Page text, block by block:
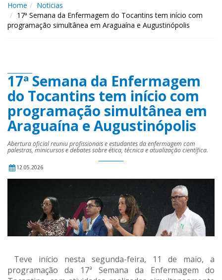
Home
Noticias
17ª Semana da Enfermagem do Tocantins tem início com
programação simultânea em Araguaína e Augustinópolis
17ª Semana da Enfermagem
do Tocantins tem início com
programação simultânea em
Araguaína e Augustinópolis
Abertura oficial reuniu profissionais e estudantes da enfermagem com
palestras, minicursos e debates sobre ética, técnica e atualização científica.
12.05.2026
Teve início nesta segunda-feira, 11 de maio, a
programação da 17ª Semana da Enfermagem do